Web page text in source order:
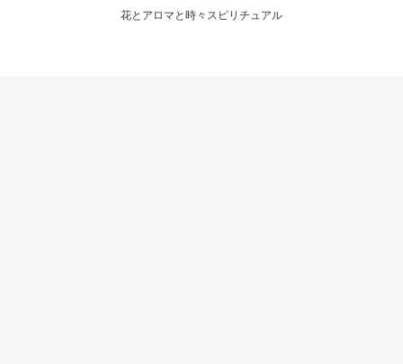
花とアロマと時々スピリチュアル